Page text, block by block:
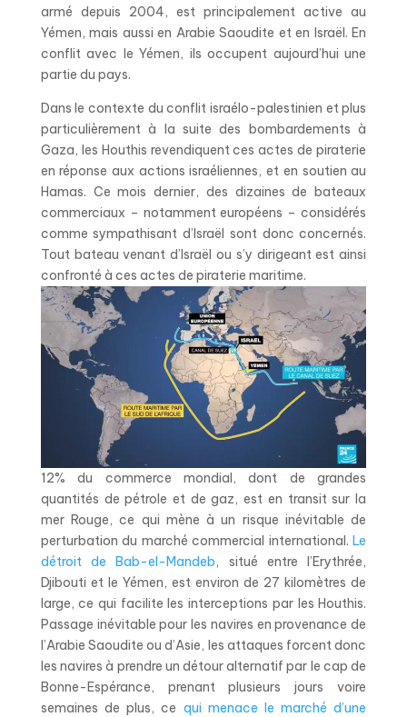
armé depuis 2004, est principalement active au
Yémen, mais aussi en Arabie Saoudite et en Israël. En
conflit avec le Yémen, ils occupent aujourd’hui une
partie du pays.
Dans le contexte du conflit israélo-palestinien et plus
particulièrement à la suite des bombardements à
Gaza, les Houthis revendiquent ces actes de piraterie
en réponse aux actions israéliennes, et en soutien au
Hamas. Ce mois dernier, des dizaines de bateaux
commerciaux – notamment européens – considérés
comme sympathisant d’Israël sont donc concernés.
Tout bateau venant d’Israël ou s’y dirigeant est ainsi
confronté à ces actes de piraterie maritime.
12% du commerce mondial, dont de grandes
quantités de pétrole et de gaz, est en transit sur la
mer Rouge, ce qui mène à un risque inévitable de
perturbation du marché commercial international.Le
détroit de Bab-el-Mandeb, situé entre l’Erythrée,
Djibouti et le Yémen, est environ de 27 kilomètres de
large, ce qui facilite les interceptions par les Houthis.
Passage inévitable pour les navires en provenance de
l’Arabie Saoudite ou d’Asie, les attaques forcent donc
les navires à prendre un détour alternatif par le cap de
Bonne-Espérance, prenant plusieurs jours voire
semaines de plus, ce qui menace le marché d’une